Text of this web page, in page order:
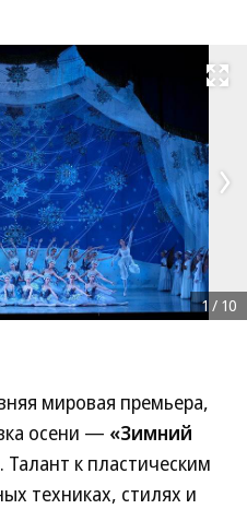
Развернуть
1 / 10
мировая премьера,
осени — «Зимний
. Талант к пластическим
техниках, стилях и